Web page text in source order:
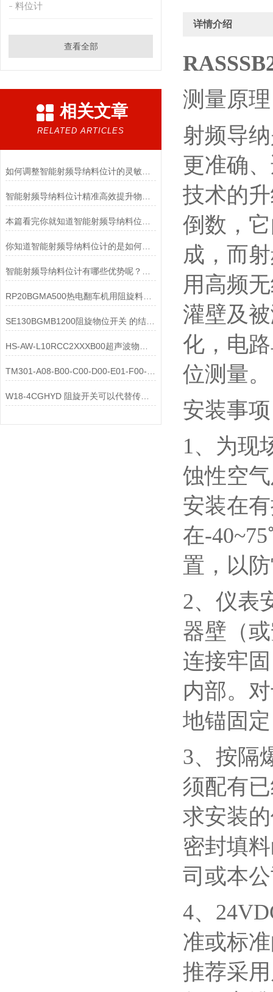
料位计
查看全部
相关文章
RELATED ARTICLES
你知道智能射频导纳料位计的是如何运行的么
RP20BGMA500热电翻车机用阻旋料位开关
SE130BGMB1200阻旋物位开关 的结构特点
W18-4CGHYD 阻旋开关可以代替传感器吗
详情介绍
测量原
射频导
更准确
技术的
倒数，
成，而
用高频
灌壁及
化，电
位测量。
安装事
1、为现
蚀性空
安装在
在-
置，以
2、仪表
器壁（
连接牢
内部。
地锚固
3、按隔
须配有
求安装
密封填
司或本
4、
准或标
推荐采